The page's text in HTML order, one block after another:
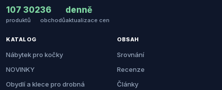
107 302
produktů
36
obchodů
denně
aktualizace cen
KATALOG
Nábytek pro kočky
NOVINKY
Obydlí a klece pro drobná
OBSAH
Srovnání
Recenze
Články